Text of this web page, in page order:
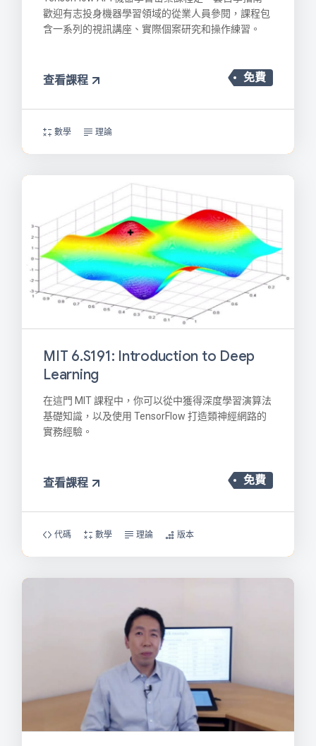
歡迎有志投身機器學習領域的從業人員參閱，課程包
含一系列的視訊講座、實際個案研究和操作練習。
免費
查看課程
數學 理論
MIT 6.S191: Introduction to Deep
Learning
在這門 MIT 課程中，你可以從中獲得深度學習演算法
基礎知識，以及使用 TensorFlow 打造類神經網路的
實務經驗。
免費
查看課程
代碼 數學 理論 版本